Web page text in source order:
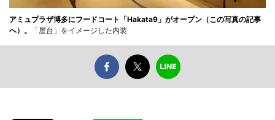
アミュプラザ博多にフードコート「Hakata9」がオープン（この写真の記事
へ）。
「屋台」をイメージした内装